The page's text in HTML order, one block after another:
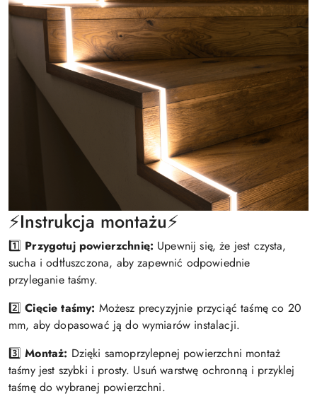
⚡️Instrukcja montażu⚡️
1️⃣ Przygotuj powierzchnię: Upewnij się, że jest czysta,
sucha i odtłuszczona, aby zapewnić odpowiednie
przyleganie taśmy.
2️⃣Cięcie taśmy: Możesz precyzyjnie przyciąć taśmę co 20
mm, aby dopasować ją do wymiarów instalacji.
3️⃣Montaż: Dzięki samoprzylepnej powierzchni montaż
taśmy jest szybki i prosty. Usuń warstwę ochronną i przyklej
taśmę do wybranej powierzchni.